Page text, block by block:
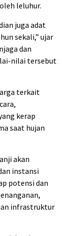
leluhur.
juga adat
sekali,” ujar
dan
nilai tersebut
terkait
kerap
saat hujan
akan
instansi
potensi dan
infrastruktur